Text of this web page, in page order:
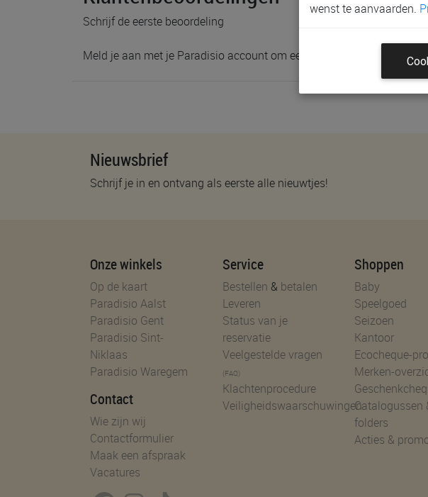
Schrijf de eerste beoordeling
Meld je aan met je Paradisio account om een beoordeling te plaatsen.
Nieuwsbrief
Schrijf je in en ontvang als eerste alle nieuwtjes!
Onze winkels
Op de kaart
Paradisio Aalst
Paradisio Gent
Paradisio Sint-
Niklaas
Paradisio Waregem
Contact
Wie zijn wij
Contactformulier
Maak een afspraak
Vacatures
Service
Bestellen & betalen
Leveren
Status van je
reservatie
Veelgestelde vragen
(FAQ)
Klachtenprocedure
Veiligheidswaarschuwingen
Shoppen
Baby
Speelgoed
Seizoen
Kantoor
Ecocheque-
Merken-
Catalogussen
folders
Acties &
wenst te aanvaarden.